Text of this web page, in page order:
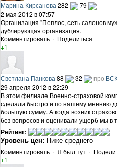
Мaринa Кирсанова 282
79
2 мая 2012 в 07:57
Организация "Пеплос, сеть салонов
дублирующая организация.
Комментировать · Поделиться
+1
Светлана Панкова 88 32 про
29 апреля 2012 в 22:29
В этом филиале Военно-страховой
сделали быстро и по нашему мнению
большую сумму. А когда возник
без вопросов и оценивали ущерб мы в
Рейтинг:
Уровень цен: Ниже среднего
Комментировать · Я был тут ·
+1